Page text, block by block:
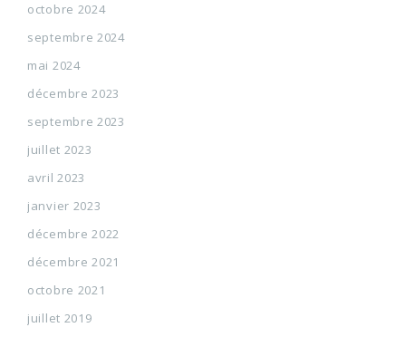
octobre 2024
septembre 2024
mai 2024
décembre 2023
septembre 2023
juillet 2023
avril 2023
janvier 2023
décembre 2022
décembre 2021
octobre 2021
juillet 2019